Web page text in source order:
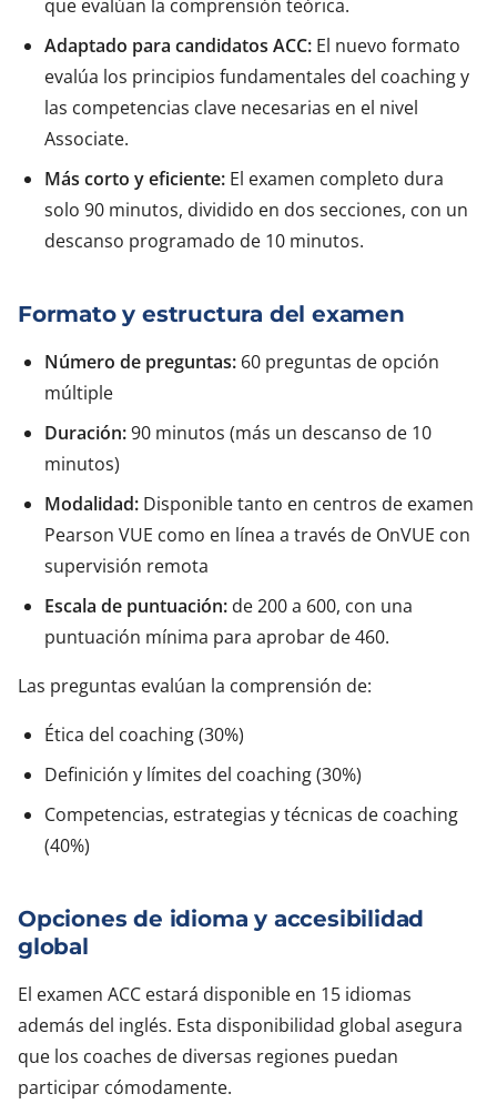
que evalúan la comprensión teórica.
Adaptado para candidatos ACC: El nuevo formato
evalúa los principios fundamentales del coaching y
las competencias clave necesarias en el nivel
Associate.
Más corto y eficiente: El examen completo dura
solo 90 minutos, dividido en dos secciones, con un
descanso programado de 10 minutos.
Formato y estructura del examen
Número de preguntas: 60 preguntas de opción
múltiple
Duración:90 minutos (más un descanso de 10
minutos)
Modalidad: Disponible tanto en centros de examen
Pearson VUE como en línea a través de OnVUE con
supervisión remota
Escala de puntuación: de 200 a 600, con una
puntuación mínima para aprobar de 460.
Las preguntas evalúan la comprensión de:
Ética del coaching (30%)
Definición y límites del coaching (30%)
Competencias, estrategias y técnicas de coaching
(40%)
Opciones de idioma y accesibilidad
global
El examen ACC estará disponible en 15 idiomas
además del inglés. Esta disponibilidad global asegura
que los coaches de diversas regiones puedan
participar cómodamente.